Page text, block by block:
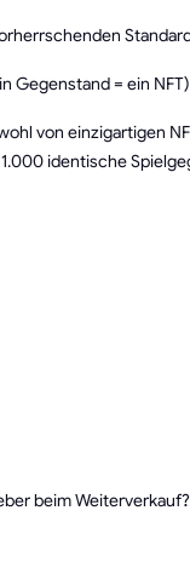
Gegenstand = ein NFT)
von einzigartigen
identische
beim Weiterverkauf?